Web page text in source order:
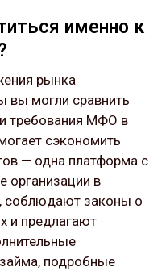
именно к
рынка
вы могли сравнить
требования МФО в
сэкономить
— одна платформа с
организации в
соблюдают законы о
и предлагают
подробные